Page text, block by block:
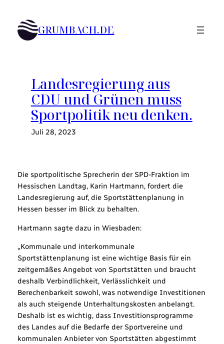
Inhalt
springen GRUMBACH.DE
Landesregierung aus
CDU und Grünen muss
Sportpolitik neu denken.
Juli 28, 2023
Die sportpolitische Sprecherin der SPD-Fraktion im
Hessischen Landtag, Karin Hartmann, fordert die
Landesregierung auf, die Sportstättenplanung in
Hessen besser im Blick zu behalten.
Hartmann sagte dazu in Wiesbaden:
„Kommunale und interkommunale
Sportstättenplanung ist eine wichtige Basis für ein
zeitgemäßes Angebot von Sportstätten und braucht
deshalb Verbindlichkeit, Verlässlichkeit und
Berechenbarkeit sowohl, was notwendige Investitionen
als auch steigende Unterhaltungskosten anbelangt.
Deshalb ist es wichtig, dass Investitionsprogramme
des Landes auf die Bedarfe der Sportvereine und
kommunalen Anbieter von Sportstätten abgestimmt